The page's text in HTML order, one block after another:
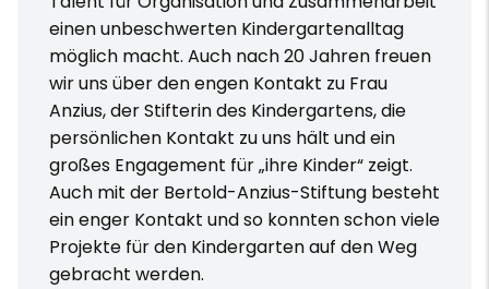
einen unbeschwerten Kindergartenalltag
möglich macht. Auch nach 20 Jahren freuen
wir uns über den engen Kontakt zu Frau
Anzius, der Stifterin des Kindergartens, die
persönlichen Kontakt zu uns hält und ein
großes Engagement für „ihre Kinder“ zeigt.
Auch mit der Bertold-Anzius-Stiftung besteht
ein enger Kontakt und so konnten schon viele
Projekte für den Kindergarten auf den Weg
gebracht werden.